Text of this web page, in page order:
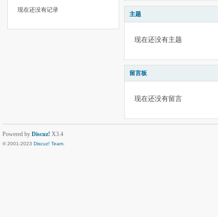
现在还没有记录
主题
现在还没有主题
留言板
现在还没有留言
Powered by Discuz! X3.4
© 2001-2023 Discuz! Team